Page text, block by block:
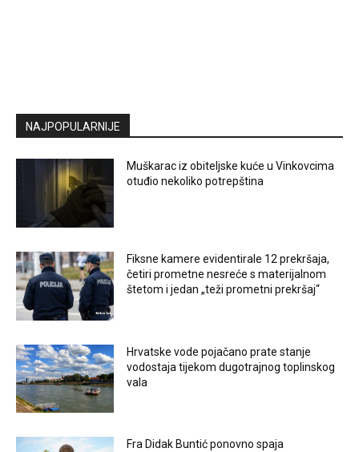
NAJPOPULARNIJE
Muškarac iz obiteljske kuće u Vinkovcima
otuđio nekoliko potrepština
Fiksne kamere evidentirale 12 prekršaja,
četiri prometne nesreće s materijalnom
štetom i jedan „teži prometni prekršaj“
Hrvatske vode pojačano prate stanje
vodostaja tijekom dugotrajnog toplinskog
vala
Fra Didak Buntić ponovno spaja